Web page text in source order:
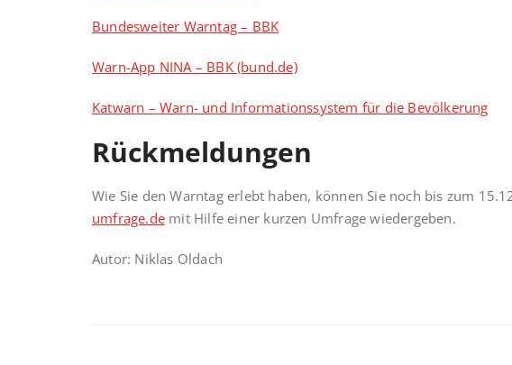
Bundesweiter Warntag – BBK
Warn-App NINA – BBK (bund.de)
Katwarn – Warn- und Informationssystem für die Bevölkerung
Rückmeldungen
Wie Sie den Warntag erlebt haben, können Sie noch bis zum
umfrage.de mit Hilfe einer kurzen Umfrage wiedergeben.
Autor: Niklas Oldach